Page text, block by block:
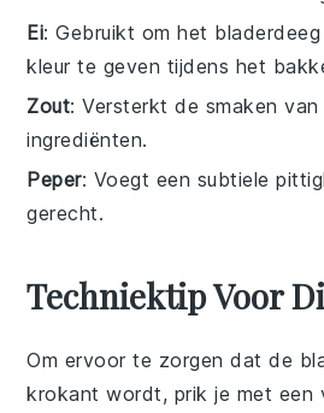
Ei: Gebruikt om het
kleur te geven tijdens het
Zout: Versterkt de smaken van
ingrediënten.
Peper: Voegt een subtiele
gerecht.
Techniektip Voor
Om ervoor te zorgen dat de
krokant wordt, prik je met een